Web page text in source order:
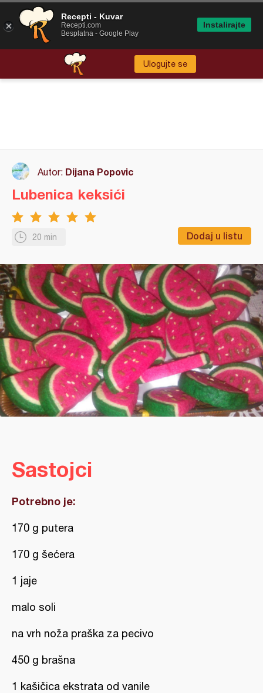
Ulogujte se
Autor: Dijana Popovic
20 min Dodaj u listu
Lubenica keksići
Sastojci
Potrebno je:
170 g putera
170 g šećera
1 jaje
malo soli
na vrh noža praška za pecivo
450 g brašna
1 kašičica ekstrata od vanile
Recepti - Kuvar
Recepti.com
Besplatna - Google Play
Instalirajte